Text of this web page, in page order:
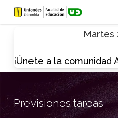
Skip
Martes
¡Únete a la comunidad
Previsiones tareas